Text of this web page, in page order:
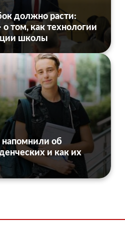
должно расти:
том, как технологии
школы
напомнили об
и как их